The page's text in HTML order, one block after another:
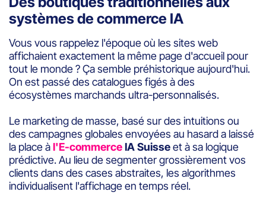
systèmes de commerce IA
Vous vous rappelez l'époque où les sites web
affichaient exactement la même page d'accueil pour
tout le monde ? Ça semble préhistorique aujourd'hui.
On est passé des catalogues figés à des
écosystèmes marchands ultra-personnalisés.
Le marketing de masse, basé sur des intuitions ou
des campagnes globales envoyées au hasard a laissé
la place àl'E-commerceIA Suisseet à sa logique
prédictive. Au lieu de segmenter grossièrement vos
clients dans des cases abstraites, les algorithmes
individualisent l'affichage en temps réel.